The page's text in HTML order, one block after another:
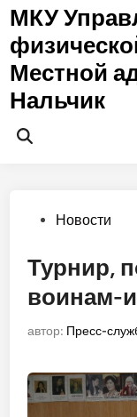
Перейти
содержимому
МКУ
Местной
Нальчик
Открыть
Опубликовано
Новости
Турнир,
воинам-
автор: Пресс-